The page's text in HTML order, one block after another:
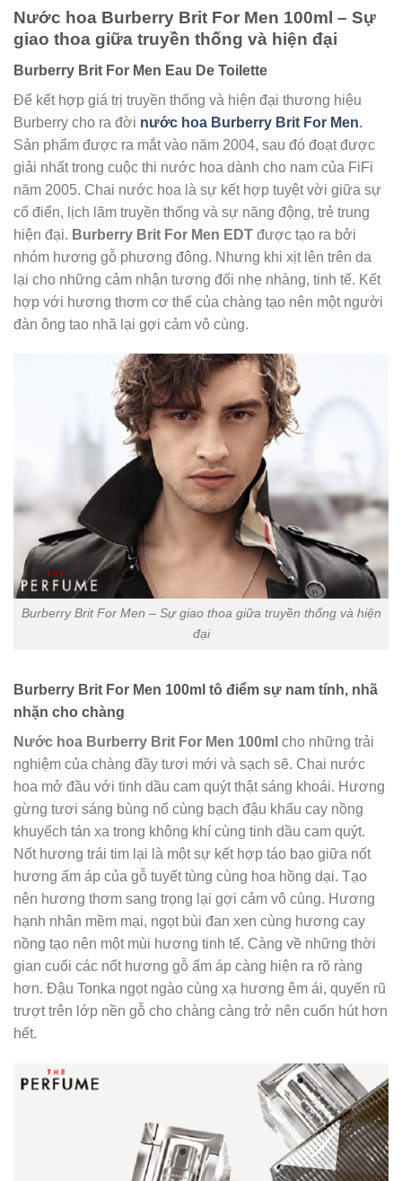
Nước hoa Burberry Brit For Men 100ml – Sự
giao thoa giữa truyền thống và hiện đại
Burberry Brit For Men Eau De Toilette
Để kết hợp giá trị truyền thống và hiện đại thương hiệu
Burberry cho ra đời nước hoa Burberry Brit For Men.
Sản phẩm được ra mắt vào năm 2004, sau đó đoạt được
giải nhất trong cuộc thi nước hoa dành cho nam của FiFi
năm 2005. Chai nước hoa là sự kết hợp tuyệt vời giữa sự
cổ điển, lịch lãm truyền thống và sự năng động, trẻ trung
hiện đại. Burberry Brit For Men EDT được tạo ra bởi
nhóm hương gỗ phương đông. Nhưng khi xịt lên trên da
lại cho những cảm nhận tương đối nhẹ nhàng, tinh tế. Kết
hợp với hương thơm cơ thể của chàng tạo nên một người
đàn ông tao nhã lại gợi cảm vô cùng.
Burberry Brit For Men – Sự giao thoa giữa truyền thống và hiện
đại
Burberry Brit For Men 100ml tô điểm sự nam tính, nhã
nhặn cho chàng
Nước hoa Burberry Brit For Men 100ml cho những trải
nghiệm của chàng đầy tươi mới và sạch sẽ. Chai nước
hoa mở đầu với tinh dầu cam quýt thật sáng khoái. Hương
gừng tươi sáng bùng nổ cùng bạch đậu khấu cay nồng
khuyếch tán xa trong không khí cùng tinh dầu cam quýt.
Nốt hương trái tim lại là một sự kết hợp táo bạo giữa nốt
hương ấm áp của gỗ tuyết tùng cùng hoa hồng dại. Tạo
nên hương thơm sang trọng lại gợi cảm vô cùng. Hương
hạnh nhân mềm mại, ngọt bùi đan xen cùng hương cay
nồng tạo nên một mùi hương tinh tế. Càng về những thời
gian cuối các nốt hương gỗ ấm áp càng hiện ra rõ ràng
hơn. Đậu Tonka ngọt ngào cùng xạ hương êm ái, quyến rũ
trượt trên lớp nền gỗ cho chàng càng trở nên cuốn hút hơn
hết.